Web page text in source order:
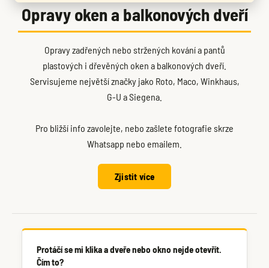
Opravy oken a balkonových dveří
Opravy zadřených nebo stržených kování a pantů
plastových i dřevěných oken a balkonových dveří.
Servisujeme největší značky jako Roto, Maco, Winkhaus,
G-U a Siegena.
Pro bližší info zavolejte, nebo zašlete fotografie skrze
Whatsapp nebo emailem.
Zjistit více
Protáčí se mi klika a dveře nebo okno nejde otevřít.
Čím to?